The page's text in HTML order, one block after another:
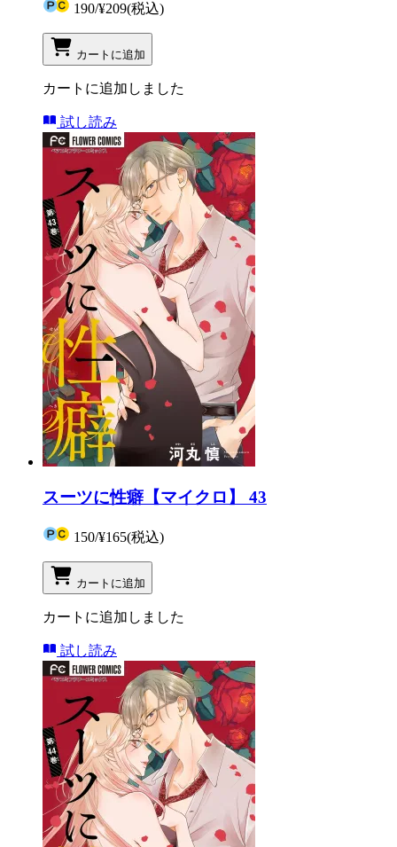
190/¥209(税込)
カートに追加
カートに追加しました
試し読み
スーツに性癖【マイクロ】 43
150/¥165(税込)
カートに追加
カートに追加しました
試し読み